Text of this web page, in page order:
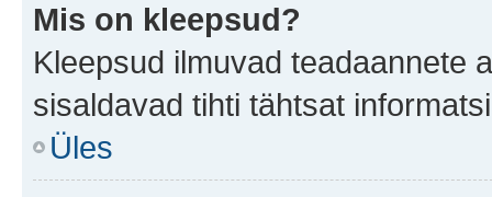
Mis on kleepsud?
Kleepsud ilmuvad teadaannete
sisaldavad tihti tähtsat
Üles